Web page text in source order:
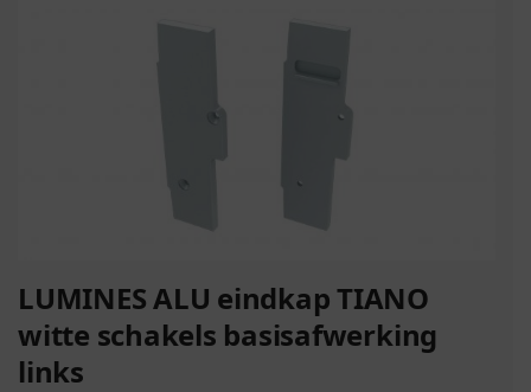
LUMINES ALU eindkap TIANO
witte schakels basisafwerking
links